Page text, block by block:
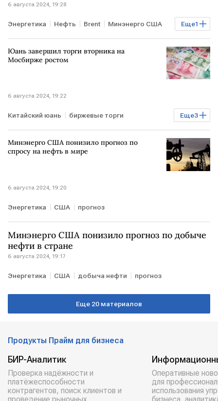
6 августа 2024, 19:28
Еще1
Энергетика Нефть Brent Минэнерго США
прогноз
Юань завершил торги вторника на
Мосбирже ростом
6 августа 2024, 19:22
Еще3
Китайский юань биржевые торги
Курсы валют Мосбиржа юань
Минэнерго США понизило прогноз по
спросу на нефть в мире
6 августа 2024, 19:20
Энергетика США прогноз
Минэнерго США понизило прогноз по добыче
нефти в стране
6 августа 2024, 19:17
Энергетика США добыча нефти прогноз
Еще 20 материалов
Продукты Прайм для бизнеса
БИР-Аналитик
Проверка надёжности и
платёжеспособности
контрагентов, поиск клиентов и
Оперативные
для
использования